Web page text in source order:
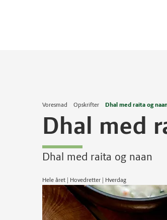
Voresmad Opskrifter Dhal med raita og
Dhal med
Dhal med raita og naan
Hele året | Hovedretter | Hverdag